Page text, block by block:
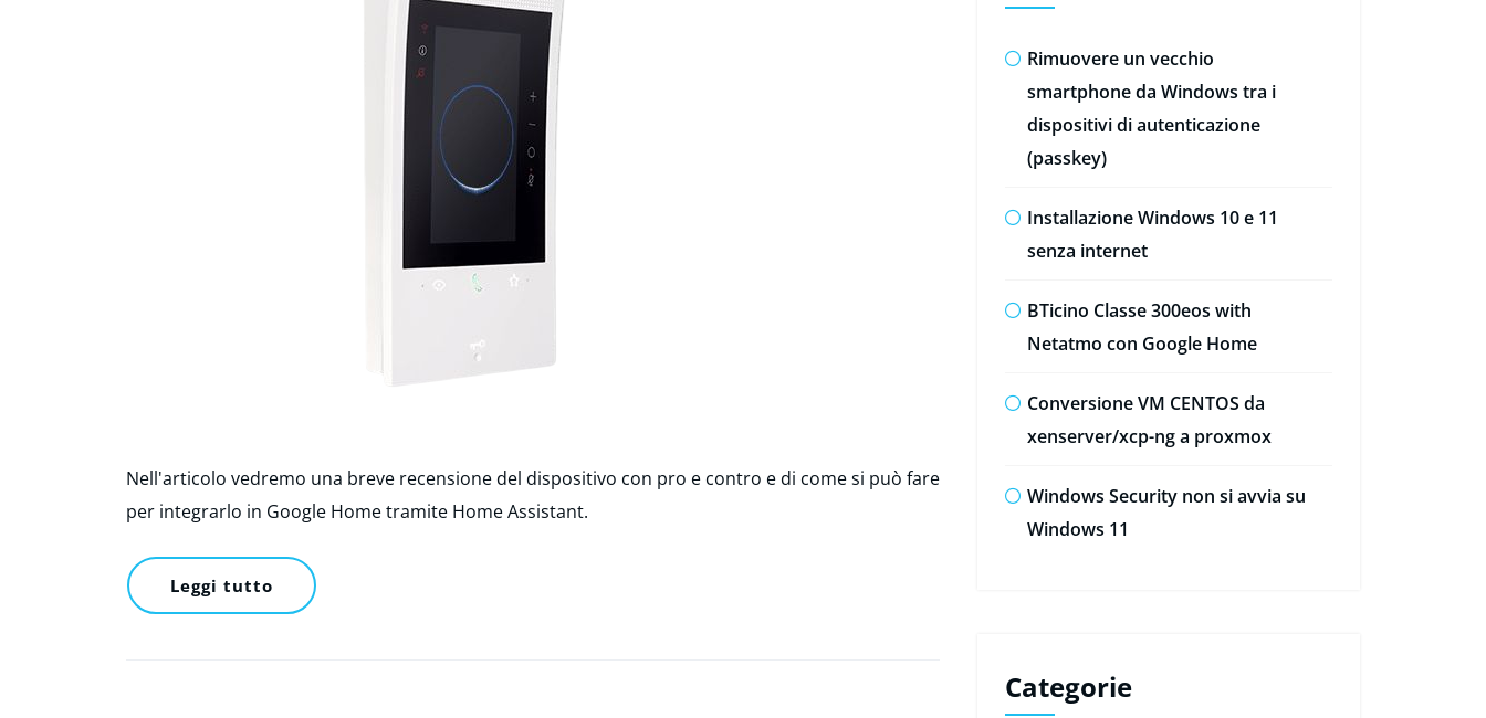
Nell'articolo vedremo una breve recensione del dispositivo con pro e contro e di come si può fare
per integrarlo in Google Home tramite Home Assistant.
Leggi tutto
Rimuovere un vecchio
smartphone da Windows tra i
dispositivi di autenticazione
(passkey)
Installazione Windows 10 e 11
senza internet
BTicino Classe 300eos with
Netatmo con Google Home
Conversione VM CENTOS da
xenserver/xcp-ng a proxmox
Windows Security non si avvia su
Windows 11
Categorie